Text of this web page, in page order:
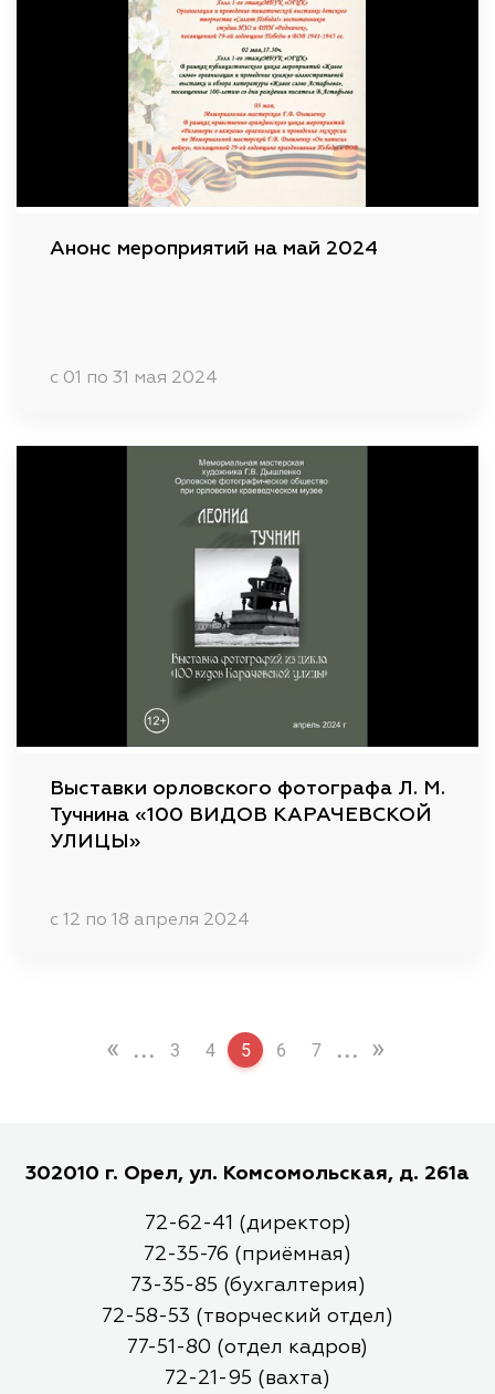
Анонс мероприятий на май 2024
c 01 по 31 мая 2024
Выставки орловского фотографа Л. М.
Тучнина «100 ВИДОВ КАРАЧЕВСКОЙ
УЛИЦЫ»
c 12 по 18 апреля 2024
« ... 3 4 5 6 7 ... »
302010 г. Орел, ул. Комсомольская, д. 261а
72-62-41 (директор)
72-35-76 (приёмная)
73-35-85 (бухгалтерия)
72-58-53 (творческий отдел)
77-51-80 (отдел кадров)
72-21-95 (вахта)